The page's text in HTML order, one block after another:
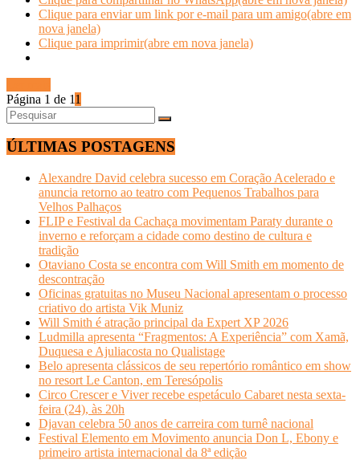
Clique para enviar um link por e-mail para um amigo(abre em
nova janela)
Clique para imprimir(abre em nova janela)
Página 1 de 11
ÚLTIMAS POSTAGENS
Alexandre David celebra sucesso em Coração Acelerado e
anuncia retorno ao teatro com Pequenos Trabalhos para
Velhos Palhaços
FLIP e Festival da Cachaça movimentam Paraty durante o
inverno e reforçam a cidade como destino de cultura e
tradição
Otaviano Costa se encontra com Will Smith em momento de
descontração
Oficinas gratuitas no Museu Nacional apresentam o processo
criativo do artista Vik Muniz
Will Smith é atração principal da Expert XP 2026
Ludmilla apresenta “Fragmentos: A Experiência” com Xamã,
Duquesa e Ajuliacosta no Qualistage
Belo apresenta clássicos de seu repertório romântico em show
no resort Le Canton, em Teresópolis
Circo Crescer e Viver recebe espetáculo Cabaret nesta sexta-
feira (24), às 20h
Djavan celebra 50 anos de carreira com turnê nacional
Festival Elemento em Movimento anuncia Don L, Ebony e
primeiro artista internacional da 8ª edição